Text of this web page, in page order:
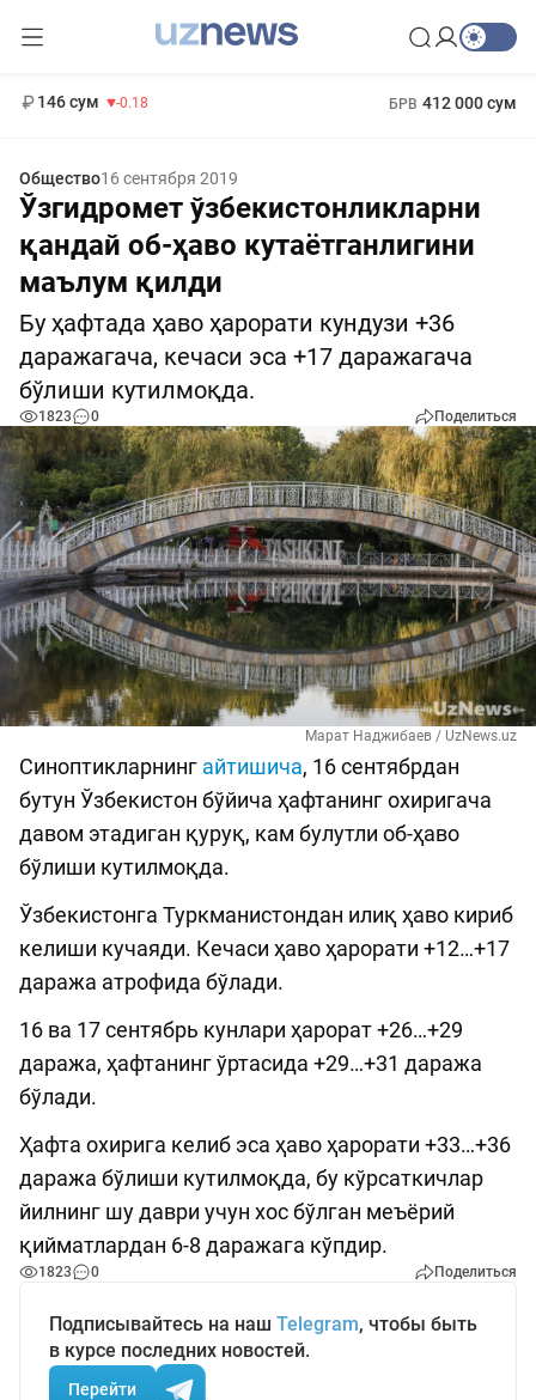
146 сум -0.18 БРВ 412 000 сум
Общество16 сентября 2019
Ўзгидромет ўзбекистонликларни
қандай об-ҳаво кутаётганлигини
маълум қилди
Бу ҳафтада ҳаво ҳарорати кундузи +36
даражагача, кечаси эса +17 даражагача
бўлиши кутилмоқда.
1823 0 Поделиться
Марат Наджибаев / UzNews.uz
Синоптикларнинг айтишича, 16 сентябрдан
бутун Ўзбекистон бўйича ҳафтанинг охиригача
давом этадиган қуруқ, кам булутли об-ҳаво
бўлиши кутилмоқда.
Ўзбекистонга Туркманистондан илиқ ҳаво кириб
келиши кучаяди. Кечаси ҳаво ҳарорати +12…+17
даража атрофида бўлади.
16 ва 17 сентябрь кунлари ҳарорат +26…+29
даража, ҳафтанинг ўртасида +29…+31 даража
бўлади.
Ҳафта охирига келиб эса ҳаво ҳарорати +33…+36
даража бўлиши кутилмоқда, бу кўрсаткичлар
йилнинг шу даври учун хос бўлган меъёрий
қийматлардан 6-8 даражага кўпдир.
1823 0 Поделиться
Подписывайтесь на наш Telegram, чтобы быть
в курсе последних новостей.
Перейти